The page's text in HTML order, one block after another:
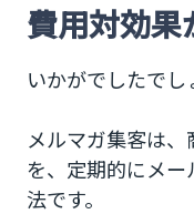
費用対効果
いかがでしたでし
メルマガ集客は
を、定期的にメ
法です。